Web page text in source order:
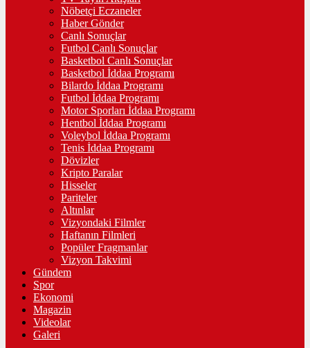
Nöbetçi Eczaneler
Haber Gönder
Canlı Sonuçlar
Futbol Canlı Sonuçlar
Basketbol Canlı Sonuçlar
Basketbol İddaa Programı
Bilardo İddaa Programı
Futbol İddaa Programı
Motor Sporları İddaa Programı
Hentbol İddaa Programı
Voleybol İddaa Programı
Tenis İddaa Programı
Dövizler
Kripto Paralar
Hisseler
Pariteler
Altınlar
Vizyondaki Filmler
Haftanın Filmleri
Popüler Fragmanlar
Vizyon Takvimi
Gündem
Spor
Ekonomi
Magazin
Videolar
Galeri